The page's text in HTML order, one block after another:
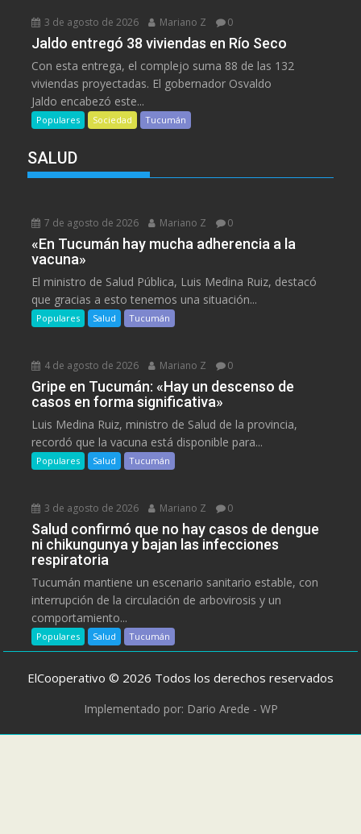
3 de agosto de 2026 Mariano Z 0
Jaldo entregó 38 viviendas en Río Seco
Con esta entrega, el complejo suma 88 de las 132
viviendas proyectadas. El gobernador Osvaldo
Jaldo encabezó este...
Populares Sociedad Tucumán
SALUD
7 de agosto de 2026 Mariano Z 0
«En Tucumán hay mucha adherencia a la
vacuna»
El ministro de Salud Pública, Luis Medina Ruiz, destacó
que gracias a esto tenemos una situación...
Populares Salud Tucumán
4 de agosto de 2026 Mariano Z 0
Gripe en Tucumán: «Hay un descenso de
casos en forma significativa»
Luis Medina Ruiz, ministro de Salud de la provincia,
recordó que la vacuna está disponible para...
Populares Salud Tucumán
3 de agosto de 2026 Mariano Z 0
Salud confirmó que no hay casos de dengue
ni chikungunya y bajan las infecciones
respiratoria
Tucumán mantiene un escenario sanitario estable, con
interrupción de la circulación de arbovirosis y un
comportamiento...
Populares Salud Tucumán
ElCooperativo © 2026 Todos los derechos reservados